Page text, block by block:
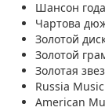
Шансон года
Чартова
Золотой
Золотой
Золотая
Russia
American